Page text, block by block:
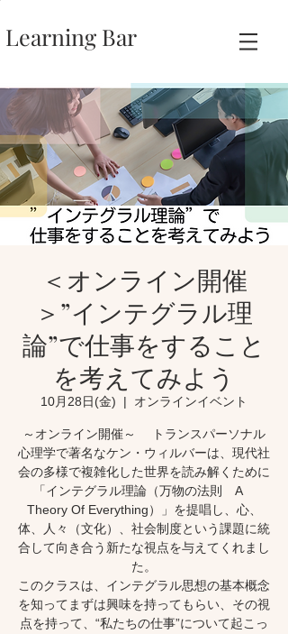
Learning Bar
＜オンライン開催
＞”インテグラル理
論”で仕事をすること
を考えてみよう
10月28日(金)
  |
オンラインイベント
～オンライン開催～ トランスパーソナル
心理学で著名なケン・ウィルバーは、現代社
会の多様で複雑化した世界を読み解くために
「インテグラル理論（万物の法則 A
Theory Of Everything）」を提唱し、心、
体、人々（文化）、社会制度という課題に統
合して向き合う新たな視点を与えてくれまし
た。
このクラスは、インテグラル思想の基本概念
を知ってまずは興味を持ってもらい、その視
点を持って、“私たちの仕事”について起こっ